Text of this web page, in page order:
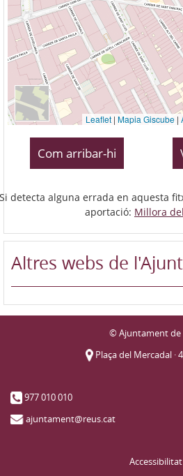
Com arribar-hi
Si detecta alguna errada en aquesta
aportació: Millora
Altres webs de
© Ajuntament de
Plaça del Mercadal ·
977 010 010
ajuntament@reus.cat
Accessibilitat